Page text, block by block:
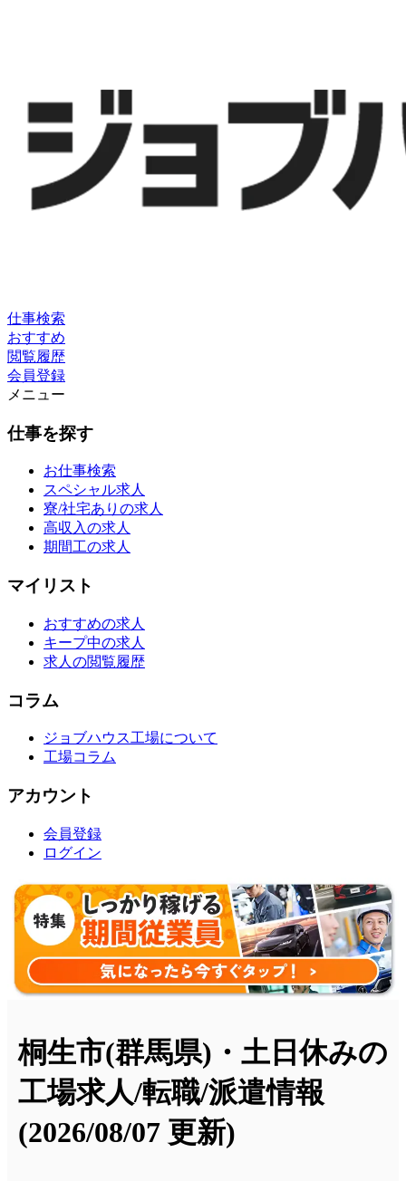
仕事検索
おすすめ
閲覧履歴
会員登録
メニュー
仕事を探す
お仕事検索
スペシャル求人
寮/社宅ありの求人
高収入の求人
期間工の求人
マイリスト
おすすめの求人
キープ中の求人
求人の閲覧履歴
コラム
ジョブハウス工場について
工場コラム
アカウント
会員登録
ログイン
桐生市(群馬県)・土日休みの
工場求人/転職/派遣情報
(2026/08/07 更新)